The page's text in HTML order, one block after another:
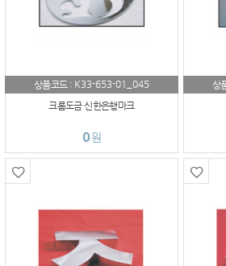
상품코드 : K33-653-01_045
크롬도금 신한은행마크
0원
상